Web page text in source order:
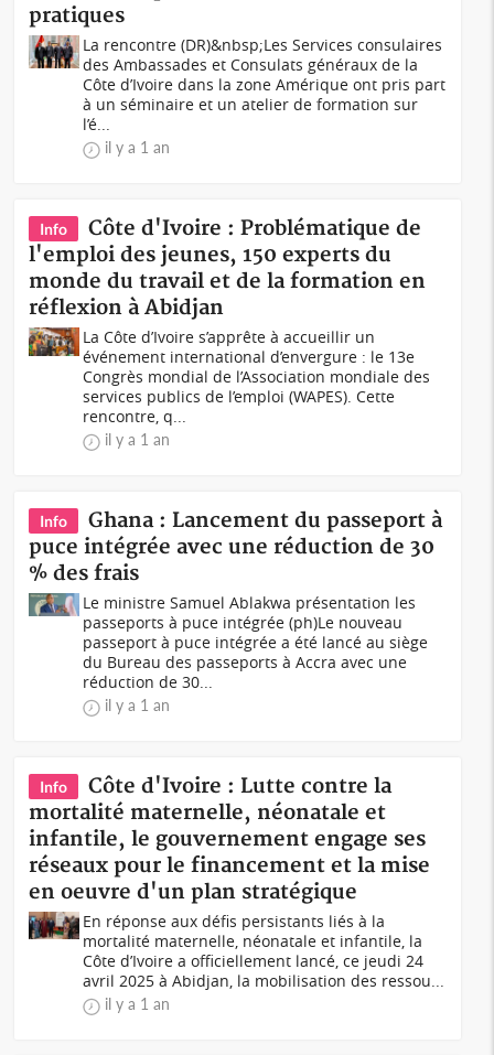
pratiques
La rencontre (DR)&nbsp;Les Services consulaires
des Ambassades et Consulats généraux de la
Côte d’Ivoire dans la zone Amérique ont pris part
à un séminaire et un atelier de formation sur
l’é...
il y a 1 an
Info
Côte d'Ivoire : Problématique de
l'emploi des jeunes, 150 experts du
monde du travail et de la formation en
réflexion à Abidjan
La Côte d’Ivoire s’apprête à accueillir un
événement international d’envergure : le 13e
Congrès mondial de l’Association mondiale des
services publics de l’emploi (WAPES). Cette
rencontre, q...
il y a 1 an
Info
Ghana : Lancement du passeport à
puce intégrée avec une réduction de 30
% des frais
Le ministre Samuel Ablakwa présentation les
passeports à puce intégrée (ph)Le nouveau
passeport à puce intégrée a été lancé au siège
du Bureau des passeports à Accra avec une
réduction de 30...
il y a 1 an
Info
Côte d'Ivoire : Lutte contre la
mortalité maternelle, néonatale et
infantile, le gouvernement engage ses
réseaux pour le financement et la mise
en oeuvre d'un plan stratégique
En réponse aux défis persistants liés à la
mortalité maternelle, néonatale et infantile, la
Côte d’Ivoire a officiellement lancé, ce jeudi 24
avril 2025 à Abidjan, la mobilisation des ressou...
il y a 1 an